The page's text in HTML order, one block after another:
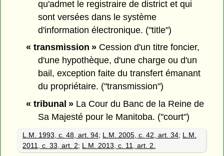
qu'admet le registraire de district et qui
sont versées dans le système
d'information électronique. ("title")
« transmission »Cession d'un titre foncier,
d'une hypothèque, d'une charge ou d'un
bail, exception faite du transfert émanant
du propriétaire. ("transmission")
« tribunal »La Cour du Banc de la Reine de
Sa Majesté pour le Manitoba. ("court")
L.M. 1993, c. 48, art. 94; L.M. 2005, c. 42, art. 34; L.M.
2011, c. 33, art. 2; L.M. 2013, c. 11, art. 2.